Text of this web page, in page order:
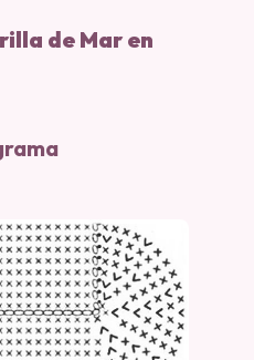
de Mar en